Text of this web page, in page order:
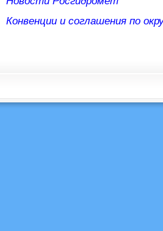
Конвенции и соглашения по